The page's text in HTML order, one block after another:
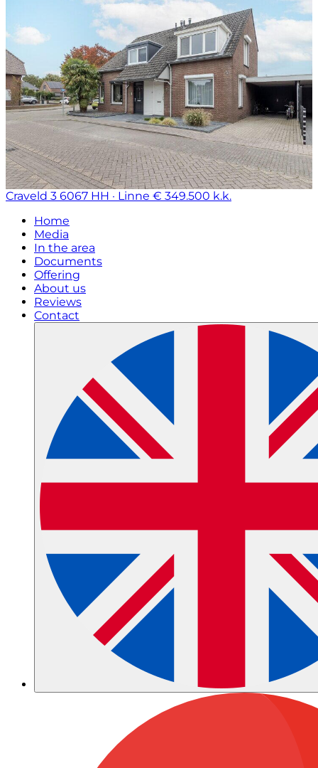
Craveld 3 6067 HH · Linne € 349.500 k.k.
Home
Media
In the area
Documents
Offering
About us
Reviews
Contact